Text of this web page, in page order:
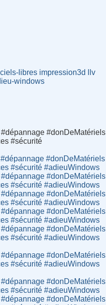
libres impression3d
llv
windows
#donDeMatériels
#sécurité
#donDeMatériels
#sécurité #adieuWindows
#donDeMatériels
#sécurité #adieuWindows
#donDeMatériels
#sécurité #adieuWindows
#donDeMatériels
#sécurité #adieuWindows
#donDeMatériels
#sécurité #adieuWindows
#donDeMatériels
#sécurité #adieuWindows
#donDeMatériels
#sécurité #adieuWindows
#donDeMatériels